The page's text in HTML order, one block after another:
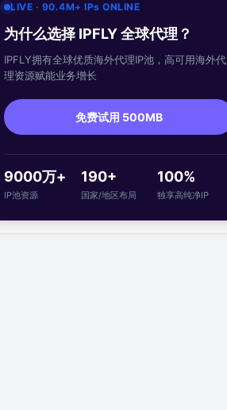
LIVE · 90.4M+ IPs ONLINE
为什么选择 IPFLY 全球代理？
IPFLY拥有全球优质海外代理IP池，高可用海外代
理资源赋能业务增长
免费试用 500MB
9000万+
IP池资源
190+
国家/地区布局
100%
独享高纯净IP